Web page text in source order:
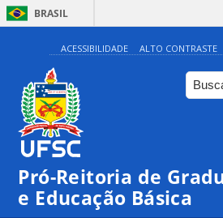
BRASIL
ACESSIBILIDADE ALTO CONTRASTE
Pró-Reitoria de
e Educação Básica